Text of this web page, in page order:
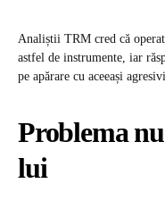
Analiștii TRM cred că
astfel de instrumente, iar
pe apărare cu aceeași
Problema
lui